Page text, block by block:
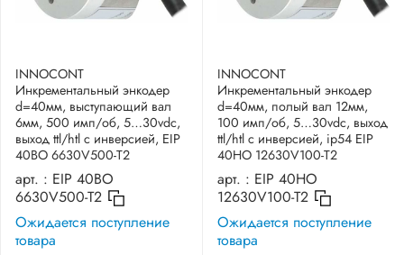
INNOCONT
Инкрементальный энкодер
d=40мм, выступающий вал
6мм, 500 имп/об, 5…30vdc,
выход ttl/htl с инверсией, EIP
40BO 6630V500-T2
арт. : EIP 40BO
6630V500-T2
Ожидается поступление
товара
INNOCONT
Инкрементальный энкодер
d=40мм, полый вал 12мм,
100 имп/об, 5…30vdc, выход
ttl/htl с инверсией, ip54 EIP
40HO 12630V100-T2
арт. : EIP 40HO
12630V100-T2
Ожидается поступление
товара